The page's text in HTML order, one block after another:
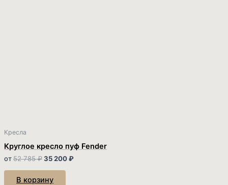
Кресла
Круглое кресло пуф Fender
от52 785₽35 200₽
В корзину